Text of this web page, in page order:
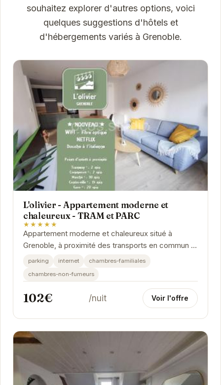
souhaitez explorer d'autres options, voici
quelques suggestions d'hôtels et
d'hébergements variés à Grenoble.
L'olivier - Appartement moderne et
chaleureux - TRAM et PARC
★★★★★
Appartement moderne et chaleureux situé à
Grenoble, à proximité des transports en commun et
d'un parc. Idéal pour un séjour confortable et...
parking internet
chambres-familiales
chambres-non-fumeurs
102€ /nuit Voir l'offre